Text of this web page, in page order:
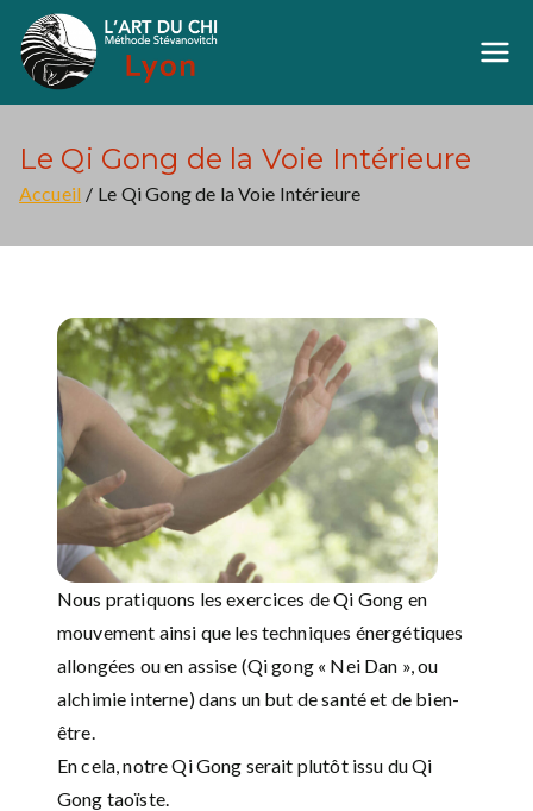
Aller
contenu
Le Qi Gong de la Voie Intérieure
Accueil Le Qi Gong de la Voie Intérieure
Nous pratiquons les exercices de Qi Gong en
mouvement ainsi que les techniques énergétiques
allongées ou en assise (Qi gong « Nei Dan », ou
alchimie interne) dans un but de santé et de bien-
être.
En cela, notre Qi Gong serait plutôt issu du Qi
Gong taoïste.